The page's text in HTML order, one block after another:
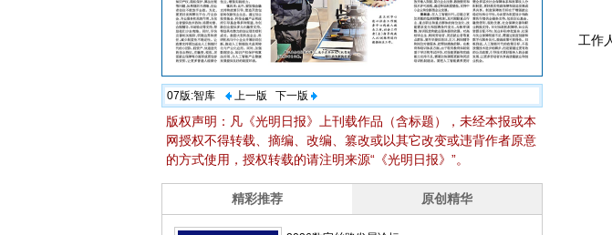
07版:智库 上一版 下一版
版权声明：凡《光明日报》上刊载作品（含标题），未经本报或本
网授权不得转载、摘编、改编、篡改或以其它改变或违背作者原意
的方式使用，授权转载的请注明来源“《光明日报》”。
工作